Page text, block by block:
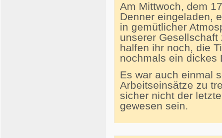
Am Mittwoch, dem
Denner eingeladen,
in gemütlicher
unserer
halfen ihr noch, die
nochmals ein dickes
Es war auch einmal
Arbeitseinsätze zu
sicher nicht der
gewesen sein.